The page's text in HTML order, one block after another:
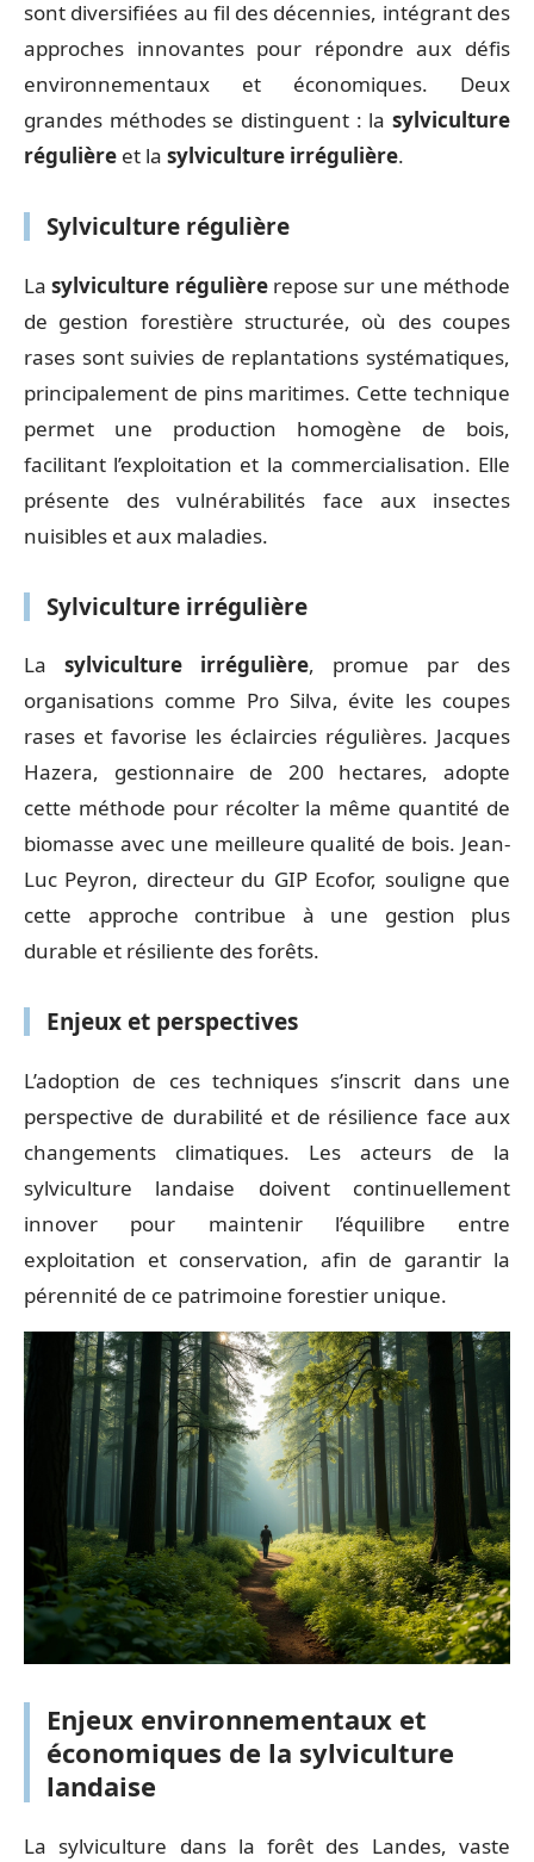
sont diversifiées au fil des décennies, intégrant des
approches innovantes pour répondre aux défis
environnementaux et économiques. Deux
grandes méthodes se distinguent : la sylviculture
régulière et la sylviculture irrégulière.
Sylviculture régulière
Lasylviculture régulièrerepose sur une méthode
de gestion forestière structurée, où des coupes
rases sont suivies de replantations systématiques,
principalement de pins maritimes. Cette technique
permet une production homogène de bois,
facilitant l’exploitation et la commercialisation. Elle
présente des vulnérabilités face aux insectes
nuisibles et aux maladies.
Sylviculture irrégulière
La sylviculture irrégulière, promue par des
organisations comme Pro Silva, évite les coupes
rases et favorise les éclaircies régulières. Jacques
Hazera, gestionnaire de 200 hectares, adopte
cette méthode pour récolter la même quantité de
biomasse avec une meilleure qualité de bois. Jean-
Luc Peyron, directeur du GIP Ecofor, souligne que
cette approche contribue à une gestion plus
durable et résiliente des forêts.
Enjeux et perspectives
L’adoption de ces techniques s’inscrit dans une
perspective de durabilité et de résilience face aux
changements climatiques. Les acteurs de la
sylviculture landaise doivent continuellement
innover pour maintenir l’équilibre entre
exploitation et conservation, afin de garantir la
pérennité de ce patrimoine forestier unique.
Enjeux environnementaux et
économiques de la sylviculture
landaise
La sylviculture dans la forêt des Landes, vaste